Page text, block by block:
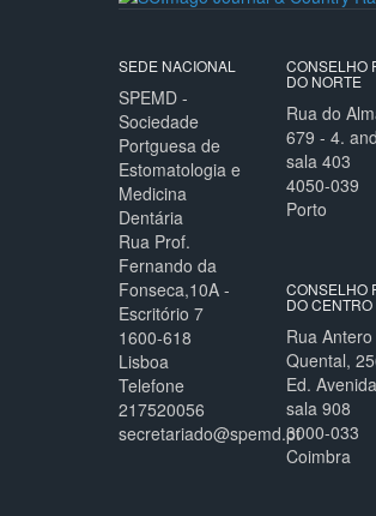
SEDE NACIONAL
SPEMD -
Sociedade
Portguesa de
Estomatologia e
Medicina
Dentária
Rua Prof.
Fernando da
Fonseca,10A -
Escritório 7
1600-618
Lisboa
Telefone
217520056
secretariado@spemd.pt
CONSELHO
DO NORTE
Rua do
679 - 4.
sala 403
4050-039
Porto
CONSELHO
DO CENTRO
Rua
Quental,
Ed.
sala 908
3000-033
Coimbra